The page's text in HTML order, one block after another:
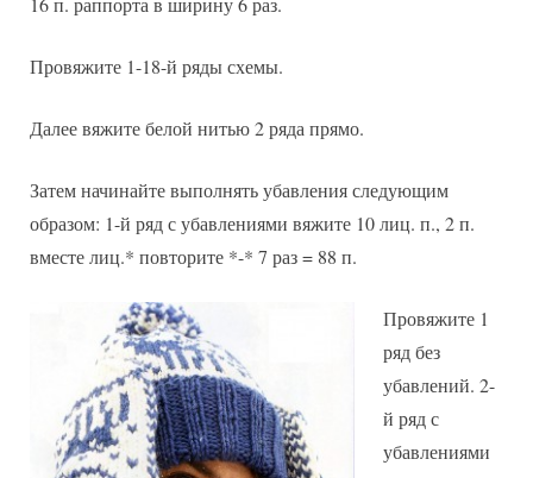
Провяжите 1-18-й ряды схемы.
Далее вяжите белой нитью 2 ряда прямо.
Затем начинайте выполнять убавления следующим
образом: 1-й ряд с убавлениями вяжите 10 лиц. п., 2 п.
вместе лиц.* повторите *-* 7 раз = 88 п.
Провяжите 1
ряд без
убавлений. 2-
й ряд с
убавлениями